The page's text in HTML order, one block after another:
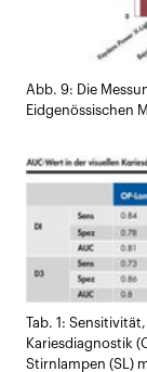
Abb. 9: Die
Eidgenössischen
Tab. 1:
Kariesdiagnostik
Stirnlampen (SL)